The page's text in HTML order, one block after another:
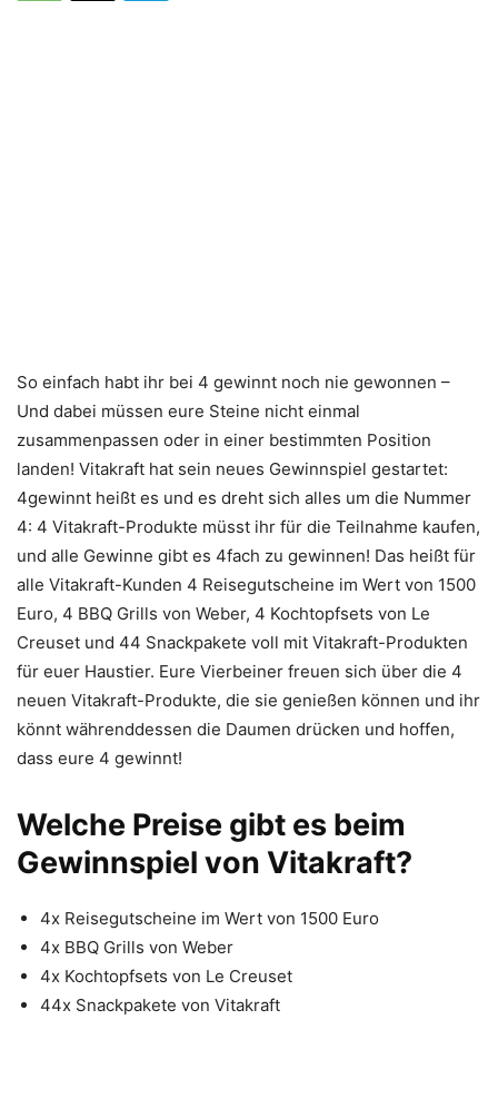
So einfach habt ihr bei 4 gewinnt noch nie gewonnen –
Und dabei müssen eure Steine nicht einmal
zusammenpassen oder in einer bestimmten Position
landen! Vitakraft hat sein neues Gewinnspiel gestartet:
4gewinnt heißt es und es dreht sich alles um die Nummer
4: 4 Vitakraft-Produkte müsst ihr für die Teilnahme kaufen,
und alle Gewinne gibt es 4fach zu gewinnen! Das heißt für
alle Vitakraft-Kunden 4 Reisegutscheine im Wert von 1500
Euro, 4 BBQ Grills von Weber, 4 Kochtopfsets von Le
Creuset und 44 Snackpakete voll mit Vitakraft-Produkten
für euer Haustier. Eure Vierbeiner freuen sich über die 4
neuen Vitakraft-Produkte, die sie genießen können und ihr
könnt währenddessen die Daumen drücken und hoffen,
dass eure 4 gewinnt!
Welche Preise gibt es beim
Gewinnspiel von Vitakraft?
4x Reisegutscheine im Wert von 1500 Euro
4x BBQ Grills von Weber
4x Kochtopfsets von Le Creuset
44x Snackpakete von Vitakraft